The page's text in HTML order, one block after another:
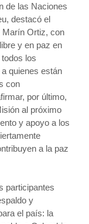
de las Naciones
destacó el
Marín Ortiz, con
y en paz en
los
quienes están
con
por último,
al próximo
y apoyo a los
a la paz
participantes
y
el país: la